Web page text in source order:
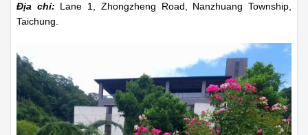
Địa chỉ: Lane 1, Zhongzheng Road, Nanzhuang Township,
Taichung.